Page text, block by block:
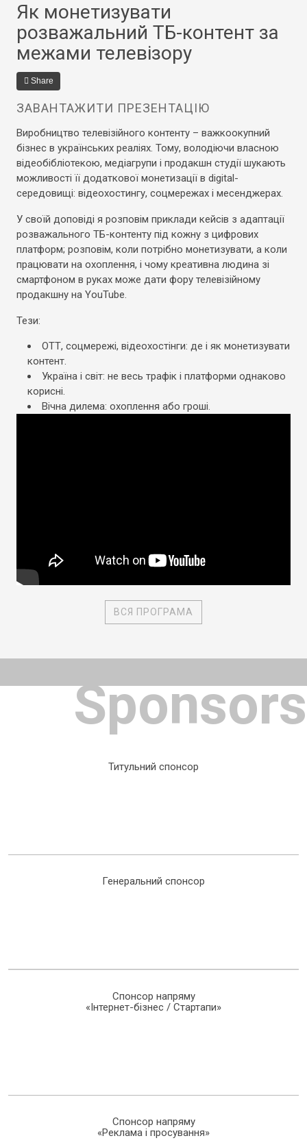
Як монетизувати
розважальний ТБ-контент за
межами телевізору
Share
ЗАВАНТАЖИТИ ПРЕЗЕНТАЦІЮ
Виробництво телевізійного контенту – важкоокупний
бізнес в українських реаліях. Тому, володіючи власною
відеобібліотекою, медіагрупи і продакшн студії шукають
можливості її додаткової монетизації в digital-
середовищі: відеохостингу, соцмережах і месенджерах.
У своїй доповіді я розповім приклади кейсів з адаптації
розважального ТБ-контенту під кожну з цифрових
платформ; розповім, коли потрібно монетизувати, а коли
працювати на охоплення, і чому креативна людина зі
смартфоном в руках може дати фору телевізійному
продакшну на YouTube.
Тези:
ОТТ, соцмережі, відеохостінги: де і як монетизувати
контент.
Україна і світ: не весь трафік і платформи однаково
корисні.
Вічна дилема: охоплення або гроші.
ВСЯ ПРОГРАМА
Sponsors
Титульний спонсор
Генеральний спонсор
Спонсор напряму
«Інтернет-бізнес / Стартапи»
Спонсор напряму
«Реклама і просування»